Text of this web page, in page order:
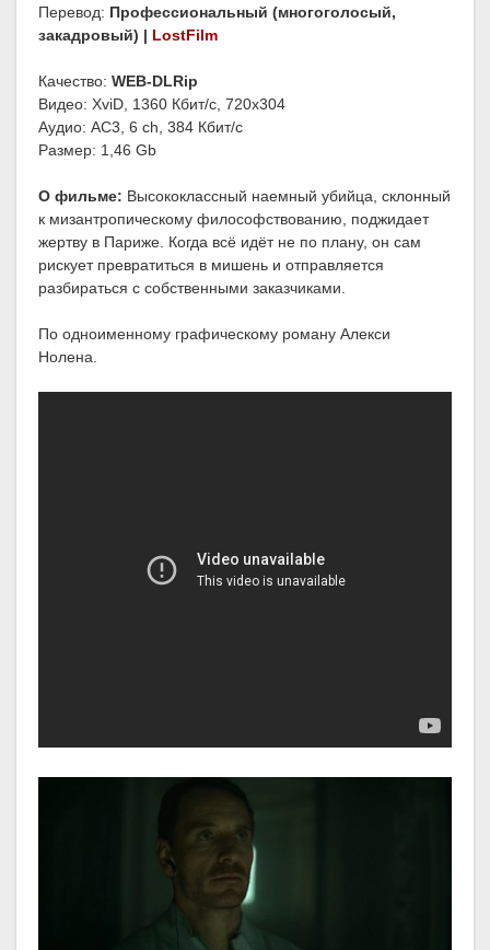
Перевод: Профессиональный (многоголосый,
закадровый) | LostFilm
Качество: WEB-DLRip
Видео: XviD, 1360 Кбит/с, 720x304
Аудио: AC3, 6 ch, 384 Кбит/с
Размер: 1,46 Gb
О фильме: Высококлассный наемный убийца, склонный
к мизантропическому философствованию, поджидает
жертву в Париже. Когда всё идёт не по плану, он сам
рискует превратиться в мишень и отправляется
разбираться с собственными заказчиками.
По одноименному графическому роману Алекси
Нолена.